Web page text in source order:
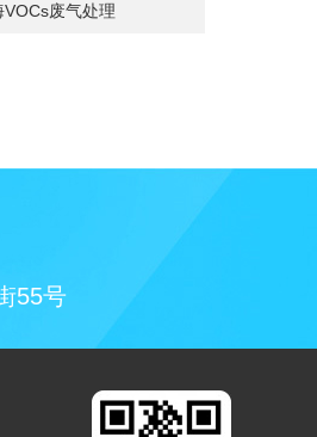
VOCs废气处理
55号